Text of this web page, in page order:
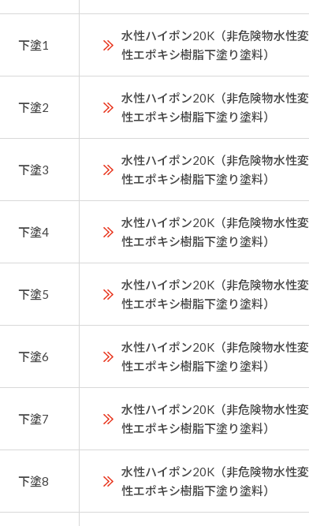
下塗1
水性ハイポン20K（非危険物水性変
性エポキシ樹脂下塗り塗料）
下塗2
水性ハイポン20K（非危険物水性変
性エポキシ樹脂下塗り塗料）
下塗3
水性ハイポン20K（非危険物水性変
性エポキシ樹脂下塗り塗料）
下塗4
水性ハイポン20K（非危険物水性変
性エポキシ樹脂下塗り塗料）
下塗5
水性ハイポン20K（非危険物水性変
性エポキシ樹脂下塗り塗料）
下塗6
水性ハイポン20K（非危険物水性変
性エポキシ樹脂下塗り塗料）
下塗7
水性ハイポン20K（非危険物水性変
性エポキシ樹脂下塗り塗料）
下塗8
水性ハイポン20K（非危険物水性変
性エポキシ樹脂下塗り塗料）